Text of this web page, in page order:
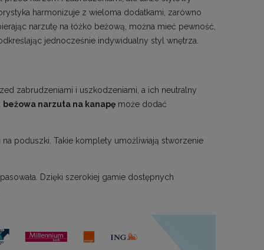
harmonizuje z wieloma dodatkami, zarówno
narzutę na łóżko beżową, można mieć pewność,
jednocześnie indywidualny styl wnętrza.
zabrudzeniami i uszkodzeniami, a ich neutralny
beżowa narzuta na kanapę może dodać
poduszki. Takie komplety umożliwiają stworzenie
Dzięki szerokiej gamie dostępnych